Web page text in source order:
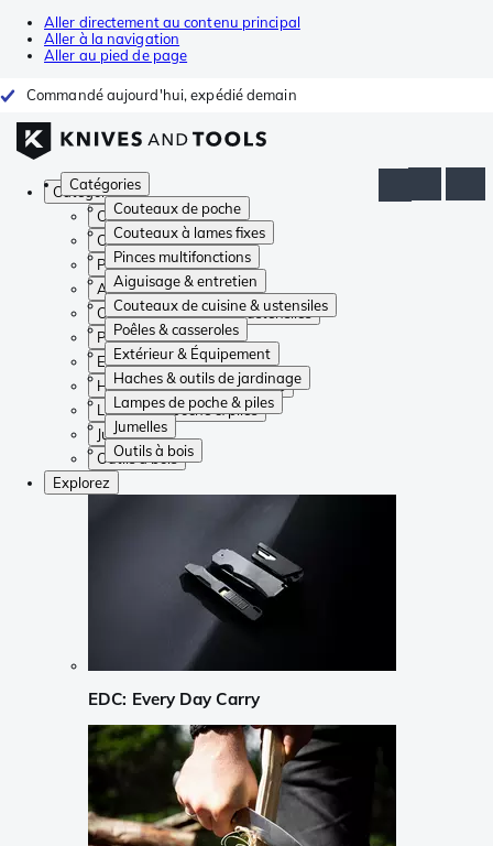
Aller directement au contenu principal
Aller à la navigation
Aller au pied de page
Commandé aujourd'hui, expédié demain
Catégories
Couteaux de poche
Couteaux à lames fixes
Pinces multifonctions
Aiguisage & entretien
Couteaux de cuisine & ustensiles
Poêles & casseroles
Extérieur & Équipement
Haches & outils de jardinage
Lampes de poche & piles
Jumelles
Outils à bois
Catégories
Couteaux de poche
Couteaux à lames fixes
Pinces multifonctions
Aiguisage & entretien
Couteaux de cuisine & ustensiles
Poêles & casseroles
Extérieur & Équipement
Haches & outils de jardinage
Lampes de poche & piles
Jumelles
Outils à bois
Explorez
EDC: Every Day Carry